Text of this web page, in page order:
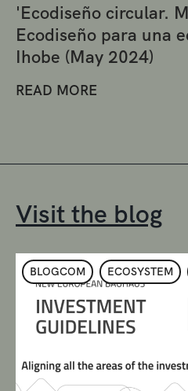
'Ecodiseño circular.
Ecodiseño para una
Ihobe (May 2024)
READ MORE
Visit the blog
BLOGCOM ECOSYSTEM